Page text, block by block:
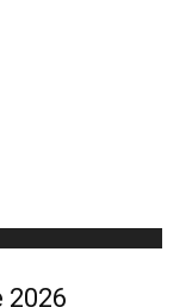
2026